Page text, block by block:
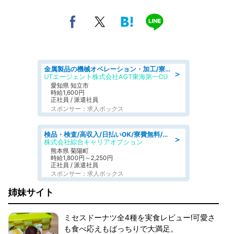
＞
金属製品の機械オペレーション・加工/寮完備/日払い/工場・製造
UTエージェント株式会社AGT東海第一CU
愛知県 知立市
時給1,600円
正社員 / 派遣社員
スポンサー：求人ボックス
＞
検品・検査/高収入/日払いOK/寮費無料/日勤/20・30・40代活躍中
株式会社綜合キャリアオプション
熊本県 菊陽町
時給1,800円～2,250円
正社員 / 派遣社員
スポンサー：求人ボックス
姉妹サイト
ミセスドーナツ全4種を実食レビュー!可愛さ
も食べ応えもばっちりで大満足。